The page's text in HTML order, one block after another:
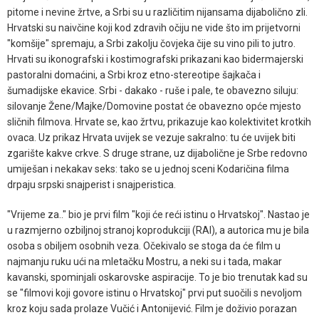
pitome i nevine žrtve, a Srbi su u različitim nijansama dijabolično zli.
Hrvatski su naivčine koji kod zdravih očiju ne vide što im prijetvorni
"komšije" spremaju, a Srbi zakolju čovjeka čije su vino pili to jutro.
Hrvati su ikonografski i kostimografski prikazani kao bidermajerski
pastoralni domaćini, a Srbi kroz etno-stereotipe šajkača i
šumadijske ekavice. Srbi - dakako - ruše i pale, te obavezno siluju:
silovanje Žene/Majke/Domovine postat će obavezno opće mjesto
sličnih filmova. Hrvate se, kao žrtvu, prikazuje kao kolektivitet krotkih
ovaca. Uz prikaz Hrvata uvijek se vezuje sakralno: tu će uvijek biti
zgarište kakve crkve. S druge strane, uz dijabolične je Srbe redovno
umiješan i nekakav seks: tako se u jednoj sceni Kodaričina filma
drpaju srpski snajperist i snajperistica.
"Vrijeme za.." bio je prvi film "koji će reći istinu o Hrvatskoj". Nastao je
u razmjerno ozbiljnoj stranoj koprodukciji (RAI), a autorica mu je bila
osoba s obiljem osobnih veza. Očekivalo se stoga da će film u
najmanju ruku ući na mletačku Mostru, a neki su i tada, makar
kavanski, spominjali oskarovske aspiracije. To je bio trenutak kad su
se "filmovi koji govore istinu o Hrvatskoj" prvi put suočili s nevoljom
kroz koju sada prolaze Vučić i Antonijević. Film je doživio porazan